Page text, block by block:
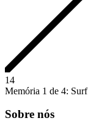
14
Memória 1 de 4: Surf
Sobre nós